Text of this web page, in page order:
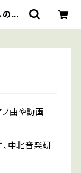
の
曲や動画
中北音楽研